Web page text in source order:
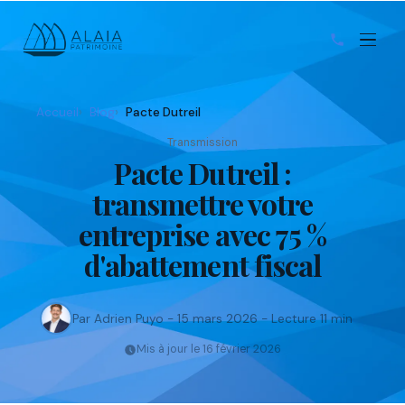
Accueil Blog Pacte Dutreil
Transmission
Pacte Dutreil :
transmettre votre
entreprise avec 75 %
d'abattement fiscal
Par Adrien Puyo - 15 mars 2026 - Lecture 11 min
Mis à jour le 16 février 2026